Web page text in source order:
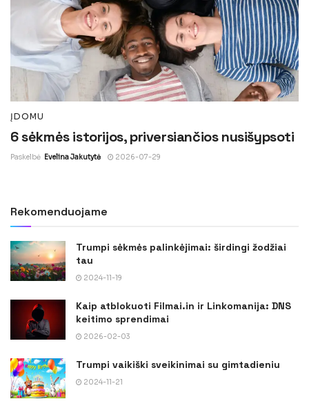
ĮDOMU
6 sėkmės istorijos, priversiančios nusišypsoti
Paskelbė Evelina Jakutytė 2026-07-29
Rekomenduojame
Trumpi sėkmės palinkėjimai: širdingi žodžiai
tau
2024-11-19
Kaip atblokuoti Filmai.in ir Linkomanija: DNS
keitimo sprendimai
2026-02-03
Trumpi vaikiški sveikinimai su gimtadieniu
2024-11-21